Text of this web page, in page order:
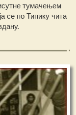
тумачењем
се по Типику чита